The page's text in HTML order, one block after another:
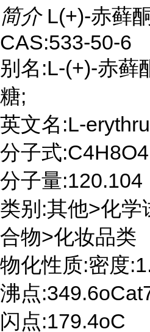
简介 L(+)-赤藓
CAS:533-50-6
别名:L-(+)-赤藓
糖;
英文名:L-
分子式:C4H8O4
分子量:120.104
类别:其他>化学
合物>化妆品类
物化性质:密度
沸点
闪点:179.4oC